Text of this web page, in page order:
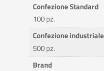
Confezione Standard
100 pz.
Confezione industriale
500 pz.
Brand